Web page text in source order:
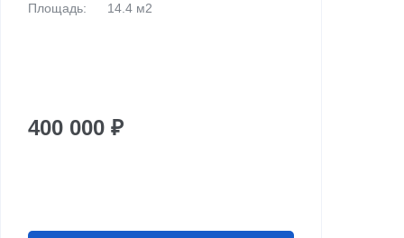
Площадь:
14.4 м2
400 000 ₽